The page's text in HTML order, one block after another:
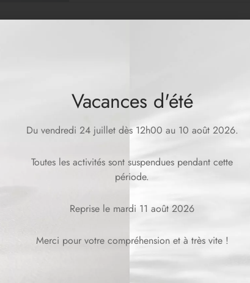
Sautoir CRUSH
Lire la suite
Cordon STELLA
Lire la suite
Vacances d'été
Du vendredi 24 juillet dès 12h00 au 10 août 2026.
Toutes les activités sont suspendues pendant cette
période.
Reprise le mardi 11 août 2026
Merci pour votre compréhension et à très vite !